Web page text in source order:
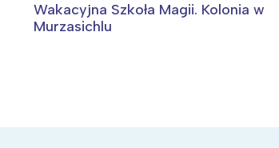
Wakacyjna Szkoła Magii. Kolonia w
Murzasichlu